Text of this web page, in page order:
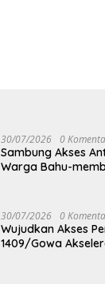
30/07/2026 0
Sambung Akses
Warga Bahu-
30/07/2026 0
Wujudkan Akses
1409/Gowa